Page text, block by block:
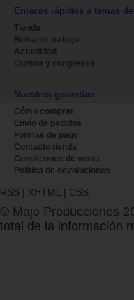
Enlaces rápidos a temas
Tienda
Bolsa de trabajo
Actualidad
Cursos y congresos
Nuestras garantías
Cómo comprar
Envío de pedidos
Formas de pago
Contacto tienda
Condiciones de venta
Política de devoluciones
RSS | XHTML | CSS
© Majo Producciones
total de la información